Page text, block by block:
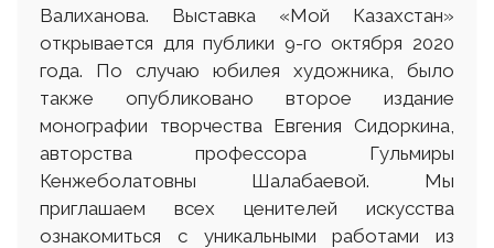
Валиханова. Выставка «Мой Казахстан»
открывается для публики 9-го октября 2020
года. По случаю юбилея художника, было
также опубликовано второе издание
монографии творчества Евгения Сидоркина,
авторства профессора Гульмиры
Кенжеболатовны Шалабаевой. Мы
приглашаем всех ценителей искусства
ознакомиться с уникальными работами из